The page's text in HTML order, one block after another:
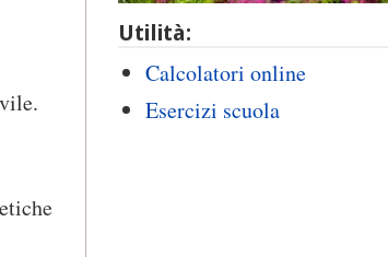
Utilità:
Calcolatori online
Esercizi scuola